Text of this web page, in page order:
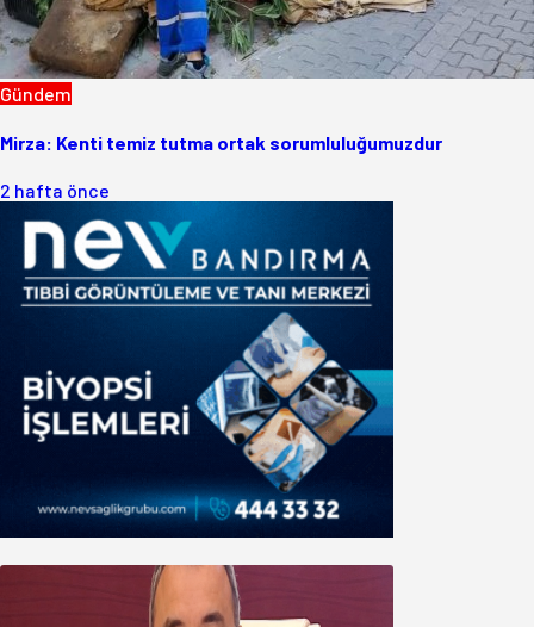
Gündem
Mirza: Kenti temiz tutma ortak sorumluluğumuzdur
2 hafta önce